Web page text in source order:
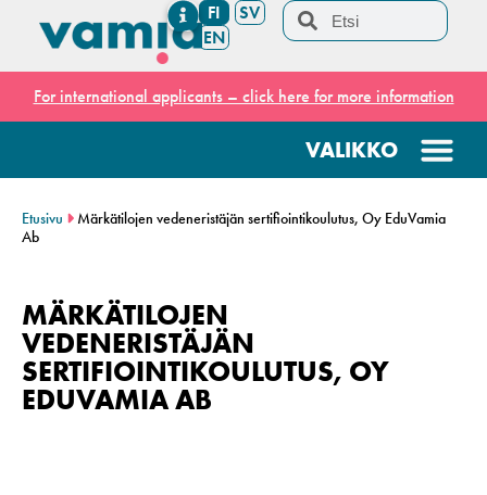
FI
SV
EN
For international applicants – click here for more information
Etusivu
Märkätilojen vedeneristäjän sertifiointikoulutus, Oy EduVamia
Ab
MÄRKÄTILOJEN
VEDENERISTÄJÄN
SERTIFIOINTIKOULUTUS, OY
EDUVAMIA AB